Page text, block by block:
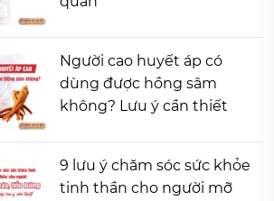
Người cao huyết áp có
dùng được hồng sâm
không? Lưu ý cần thiết
9 lưu ý chăm sóc sức khỏe
tinh thần cho người mỡ